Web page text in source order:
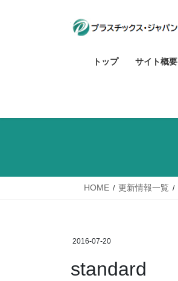
トップ サイト概要
HOME 更新情報一覧
2016-07-20
standard